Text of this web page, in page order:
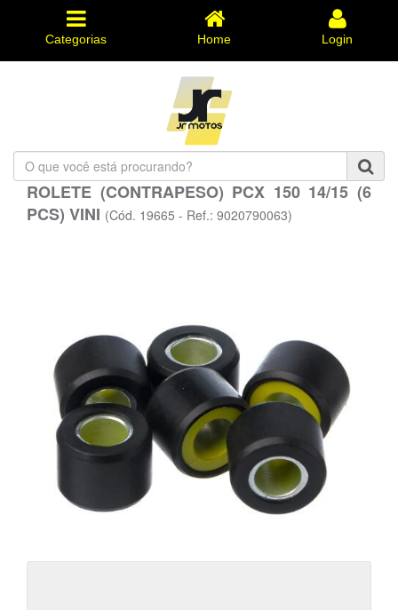
Categorias Home Login
O
que
você
está
ROLETE (CONTRAPESO) PCX 150 14/15 (6
PCS) VINI (Cód. 19665 - Ref.: 9020790063)